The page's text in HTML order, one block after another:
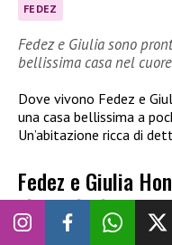
FEDEZ
Fedez e Giulia sono
bellissima casa nel
Dove vivono Fedez e
una casa bellissima a
Un’abitazione ricca di
Fedez e Giulia
vivono insieme